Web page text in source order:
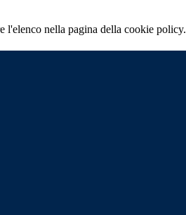
l'elenco nella pagina della cookie policy.